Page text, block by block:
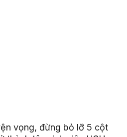
vọng, đừng bỏ lỡ 5 cột